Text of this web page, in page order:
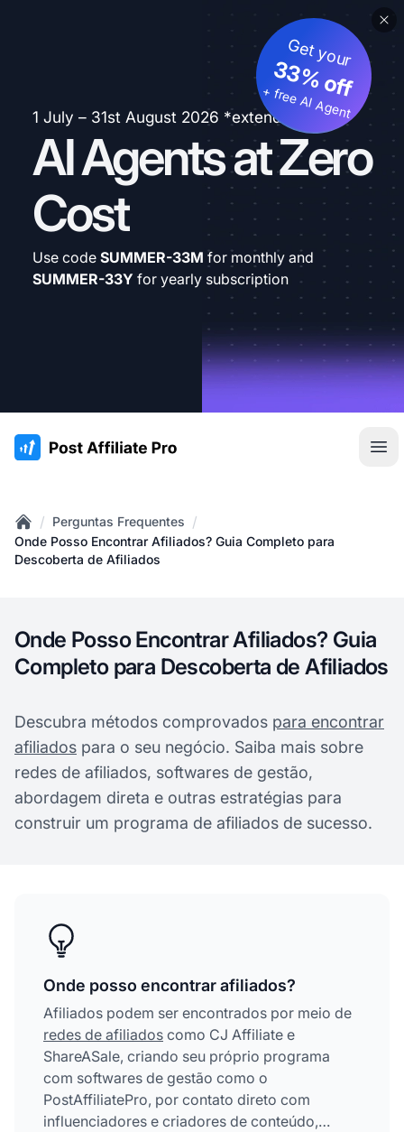
1 July – 31st August 2026 *extended
AI Agents at Zero
Cost
Get your
33% off
+ free AI Agent
Use code SUMMER-33M for monthly and
SUMMER-33Y for yearly subscription
:site.title
Home
/ Perguntas Frequentes /
Onde Posso Encontrar Afiliados? Guia Completo para
Descoberta de Afiliados
Onde Posso Encontrar Afiliados? Guia
Completo para Descoberta de Afiliados
Descubra métodos comprovados para encontrar
afiliados para o seu negócio. Saiba mais sobre
redes de afiliados, softwares de gestão,
abordagem direta e outras estratégias para
construir um programa de afiliados de sucesso.
Onde posso encontrar afiliados?
Afiliados podem ser encontrados por meio de
redes de afiliados como CJ Affiliate e
ShareASale, criando seu próprio programa
com softwares de gestão como o
PostAffiliatePro, por contato direto com
influenciadores e criadores de conteúdo,